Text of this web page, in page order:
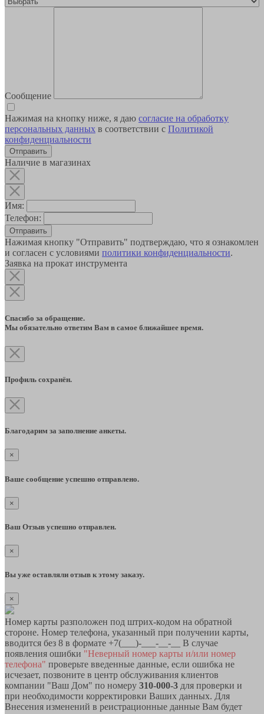
Сообщение
Нажимая на кнопку ниже, я даю согласие на обработку
персональных данных в соответствии с Политикой
конфиденциальности
Наличие в магазинах
Имя:
Телефон:
Отправить
Нажимая кнопку "Отправить" подтверждаю, что я ознакомлен
и согласен с условиями политики конфиденциальности.
Заявка на прокат инструмента
Спасибо за обращение.
Мы обязательно ответим Вам в самое ближайшее время.
Профиль сохранён.
Благодарим за заполнение анкеты.
×
Ваше сообщение успешно отправлено.
×
Ваш Отзыв успешно отправлен.
×
Вы уже оставляли отзыв к этому заказу.
×
Номер карты разположен под штрих-кодом на обратной
стороне. Номер телефона, указанный при получении карты,
вводится без 8 в формате +7(___)-___-__-__ В случае
появления ошибки "Неверный номер карты и/или номер
телефона" проверьте введенные данные, если ошибка не
исчезает, позвоните в центр обслуживания клиентов
компании "Ваш Дом" по номеру 310-000-3 для проверки и
при необходимости корректировки Ваших данных. Для
Внесения изменений в реистрационные данные Вам будет